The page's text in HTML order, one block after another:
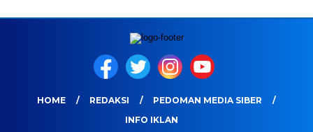
HOME REDAKSI
PEDOMAN MEDIA SIBER
INFO IKLAN